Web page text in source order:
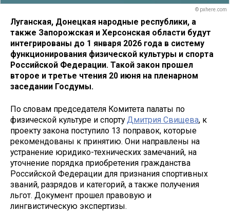
© pxhere.com
Луганская, Донецкая народные республики, а
также Запорожская и Херсонская области будут
интегрированы до 1 января 2026 года в систему
функционирования физической культуры и спорта
Российской Федерации. Такой закон прошел
второе и третье чтения 20 июня на пленарном
заседании Госдумы.
По словам председателя Комитета палаты по
физической культуре и спортуДмитрия Свищева, к
проекту закона поступило 13 поправок, которые
рекомендованы к принятию. Они направлены на
устранение юридико-технических замечаний, на
уточнение порядка приобретения гражданства
Российской Федерации для признания спортивных
званий, разрядов и категорий, а также получения
льгот. Документ прошел правовую и
лингвистическую экспертизы.